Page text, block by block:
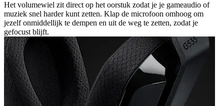
Het volumewiel zit direct op het oorstuk zodat je je gameaudio of
muziek snel harder kunt zetten. Klap de microfoon omhoog om
jezelf onmiddellijk te dempen en uit de weg te zetten, zodat je
gefocust blijft.